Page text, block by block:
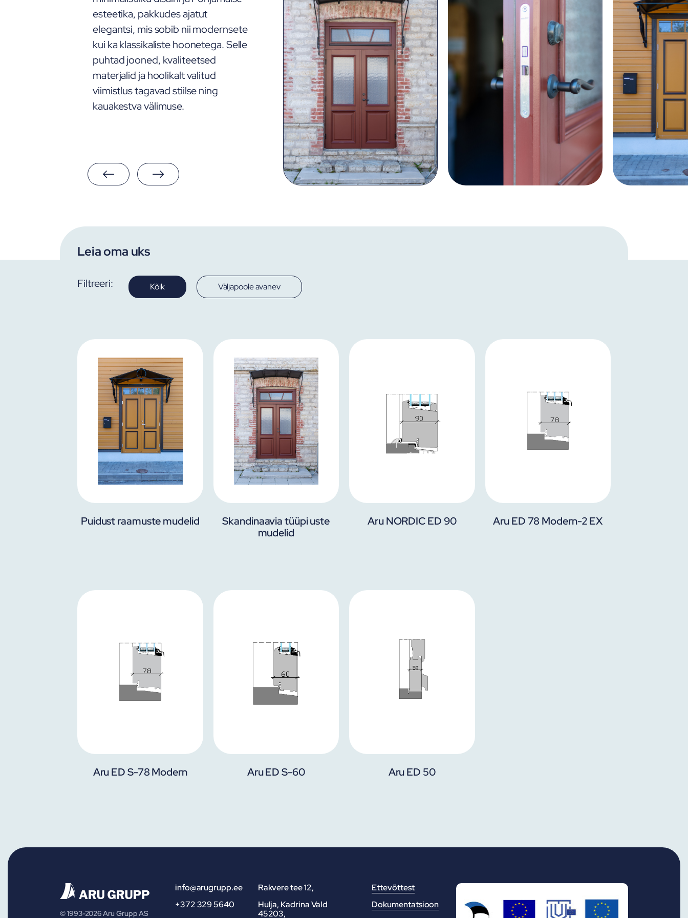
esteetika, pakkudes ajatut
elegantsi, mis sobib nii modernsete
kui ka klassikaliste hoonetega. Selle
puhtad jooned, kvaliteetsed
materjalid ja hoolikalt valitud
viimistlus tagavad stiilse ning
kauakestva välimuse.
suurepärase soojapidavuse ja
vastupidavuse.
välisuks. Uks ei ole soojustatud ja
eeldab tuulekoja olemasolu. Sobilik
vanadele majadele, sest sellist ust
toodeti ka 100 aastat tagasi. Uks
peab olema kaitstud otsese
vihmavee eest.
tahvel+ lisaviil,
dekoratiivliist 26mm
Leia oma uks
Filtreeri: Kõik Väljapoole avanev
Puidust raamuste mudelid
Skandinaavia tüüpi uste
mudelid
Aru NORDIC ED 90 Aru ED 78 Modern-2 EX
Aru ED S-78 Modern Aru ED S-60 Aru ED 50
© 1993-2026 Aru Grupp AS
info@arugrupp.ee
+372 329 5640
Rakvere tee 12,
Hulja, Kadrina Vald
45203,
Ettevõttest
Dokumentatsioon